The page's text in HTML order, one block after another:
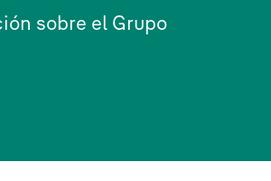
sobre el Grupo